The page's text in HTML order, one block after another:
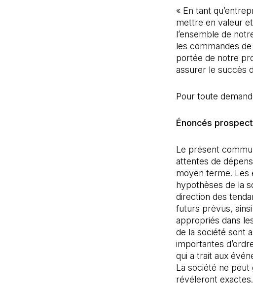
« En tant
mettre en valeur
l’ensemble de
les commandes
portée de notre
assurer le succès
Pour toute
Énoncés
Le présent
attentes de
moyen terme. Les
hypothèses de la
direction des
futurs prévus, ainsi
appropriés dans
de la société sont
importantes
qui a trait aux
La société ne peut
révéleront